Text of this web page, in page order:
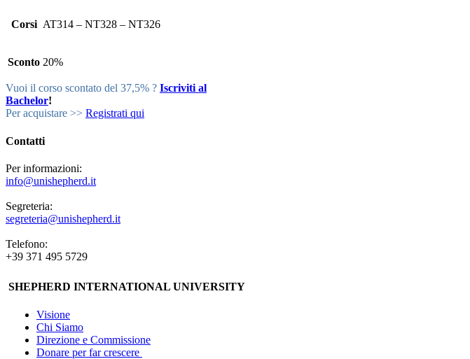
Corsi AT314 – NT328 – NT326
Sconto 20%
Vuoi il corso scontato del 37,5% ? Iscriviti al
Bachelor!
Per acquistare >> Registrati qui
Contatti
Per informazioni:
info@unishepherd.it
Segreteria:
segreteria@unishepherd.it
Telefono:
+39 371 495 5729
SHEPHERD INTERNATIONAL UNIVERSITY
Visione
Chi Siamo
Direzione e Commissione
Donare per far crescere